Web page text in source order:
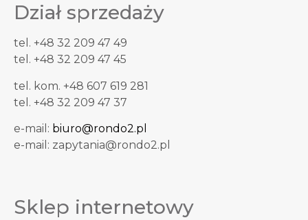
Dział sprzedaży
tel. +48 32 209 47 49
tel. +48 32 209 47 45
tel. kom. +48 607 619 281
tel. +48 32 209 47 37
e-mail: biuro@rondo2.pl
e-mail: zapytania@rondo2.pl
Sklep internetowy